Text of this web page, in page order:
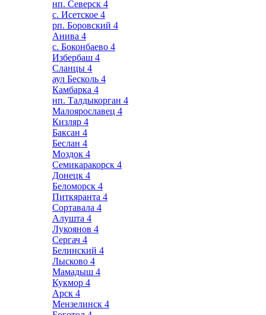
нп. Северск 4
с. Исетское 4
рп. Боровский 4
Анива 4
с. Боконбаево 4
Избербаш 4
Сланцы 4
аул Бесколь 4
Камбарка 4
нп. Талдыкорган 4
Малоярославец 4
Кизляр 4
Баксан 4
Беслан 4
Моздок 4
Семикаракорск 4
Донецк 4
Беломорск 4
Питкяранта 4
Сортавала 4
Алушта 4
Лукоянов 4
Сергач 4
Белинский 4
Лысково 4
Мамадыш 4
Кукмор 4
Арск 4
Мензелинск 4